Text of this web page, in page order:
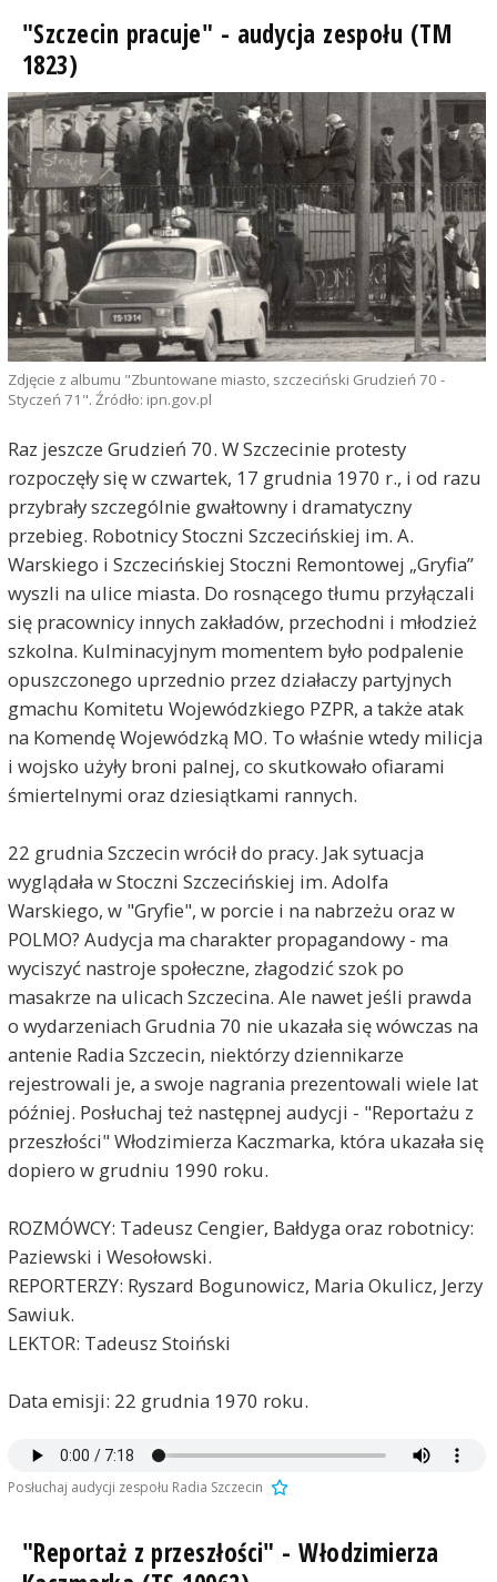
"Szczecin pracuje" - audycja zespołu (TM
1823)
Zdjęcie z albumu "Zbuntowane miasto, szczeciński Grudzień 70 -
Styczeń 71". Źródło: ipn.gov.pl
Raz jeszcze Grudzień 70. W Szczecinie protesty
rozpoczęły się w czwartek, 17 grudnia 1970 r., i od razu
przybrały szczególnie gwałtowny i dramatyczny
przebieg. Robotnicy Stoczni Szczecińskiej im. A.
Warskiego i Szczecińskiej Stoczni Remontowej „Gryfia”
wyszli na ulice miasta. Do rosnącego tłumu przyłączali
się pracownicy innych zakładów, przechodni i młodzież
szkolna. Kulminacyjnym momentem było podpalenie
opuszczonego uprzednio przez działaczy partyjnych
gmachu Komitetu Wojewódzkiego PZPR, a także atak
na Komendę Wojewódzką MO. To właśnie wtedy milicja
i wojsko użyły broni palnej, co skutkowało ofiarami
śmiertelnymi oraz dziesiątkami rannych.
22 grudnia Szczecin wrócił do pracy. Jak sytuacja
wyglądała w Stoczni Szczecińskiej im. Adolfa
Warskiego, w "Gryfie", w porcie i na nabrzeżu oraz w
POLMO? Audycja ma charakter propagandowy - ma
wyciszyć nastroje społeczne, złagodzić szok po
masakrze na ulicach Szczecina. Ale nawet jeśli prawda
o wydarzeniach Grudnia 70 nie ukazała się wówczas na
antenie Radia Szczecin, niektórzy dziennikarze
rejestrowali je, a swoje nagrania prezentowali wiele lat
później. Posłuchaj też następnej audycji - "Reportażu z
przeszłości" Włodzimierza Kaczmarka, która ukazała się
dopiero w grudniu 1990 roku.
ROZMÓWCY: Tadeusz Cengier, Bałdyga oraz robotnicy:
Paziewski i Wesołowski.
REPORTERZY: Ryszard Bogunowicz, Maria Okulicz, Jerzy
Sawiuk.
LEKTOR: Tadeusz Stoiński
Data emisji: 22 grudnia 1970 roku.
Posłuchaj audycji zespołu Radia Szczecin
"Reportaż z przeszłości" - Włodzimierza